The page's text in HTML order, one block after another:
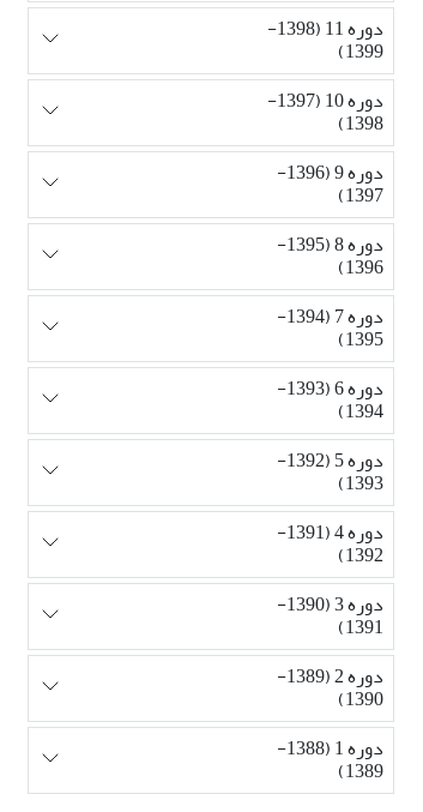
دوره 11 (1398-
1399)
دوره 10 (1397-
1398)
دوره 9 (1396-
1397)
دوره 8 (1395-
1396)
دوره 7 (1394-
1395)
دوره 6 (1393-
1394)
دوره 5 (1392-
1393)
دوره 4 (1391-
1392)
دوره 3 (1390-
1391)
دوره 2 (1389-
1390)
دوره 1 (1388-
1389)